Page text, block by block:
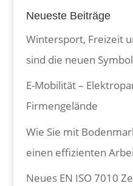
Neueste Beiträge
Wintersport, Freizeit
sind die neuen
E-Mobilität –
Firmengelände
Wie Sie mit
einen effizienten
Neues EN ISO 7010